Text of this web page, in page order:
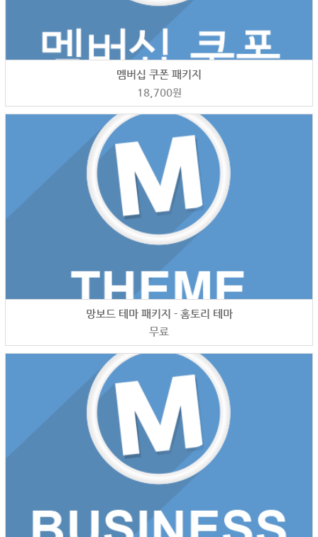
멤버십 쿠폰 패키지
18,700원
망보드 테마 패키지 - 홈토리 테마
무료